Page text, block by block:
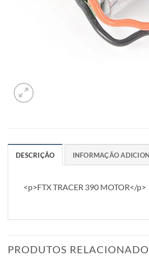
DESCRIÇÃO INFORMAÇÃO
<p>FTX TRACER 390 MOTOR</p>
PRODUTOS